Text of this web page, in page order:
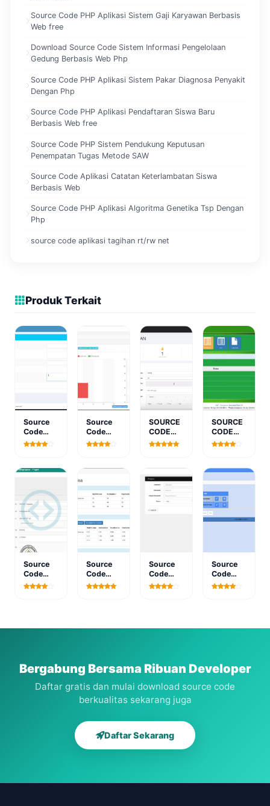
Source Code PHP Aplikasi Sistem Gaji Karyawan Berbasis
Web free
Download Source Code Sistem Informasi Pengelolaan
Gedung Berbasis Web Php
Source Code PHP Aplikasi Sistem Pakar Diagnosa Penyakit
Dengan Php
Source Code PHP Aplikasi Pendaftaran Siswa Baru
Berbasis Web free
Source Code PHP Sistem Pendukung Keputusan
Penempatan Tugas Metode SAW
Source Code Aplikasi Catatan Keterlambatan Siswa
Berbasis Web
Source Code PHP Aplikasi Algoritma Genetika Tsp Dengan
Php
source code aplikasi tagihan rt/rw net
Produk Terkait
Source
Code
PHP
Barang
Web
Dengan
Php &
MySql
Source
Code
PHP
Pusat
Desa(SIPUDES)
Dengan
Framework
CodeIgniter
free
SOURCE
CODE
PHP
PENCUCIAN
MOTOR
DAN
MOBIL
BERBASIS
SOURCE
CODE
PHP
ONLINE
DENGAN
CODEIGNITER
Source
Code
Aplikasi
Php
Source
Code
PHP
Menentukan
Source
Code
PHP
Source
Code
PHP
Berbasis
Bergabung Bersama Ribuan Developer
Daftar gratis dan mulai download source code
berkualitas sekarang juga
Daftar Sekarang